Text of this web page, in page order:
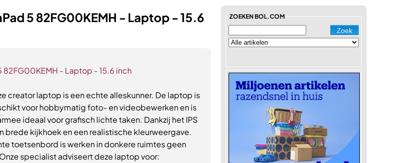
5 82FG00KEMH - Laptop - 15.6
82FG00KEMH - Laptop - 15.6 inch
creator laptop is een echte alleskunner. De laptop is
voor hobbymatig foto- en videobewerken en is
ideaal voor grafisch lichte taken. Dankzij het IPS
brede kijkhoek en een realistische kleurweergave.
toetsenbord is werken in donkere ruimtes geen
specialist adviseert deze laptop voor:
ZOEKEN BOL.COM